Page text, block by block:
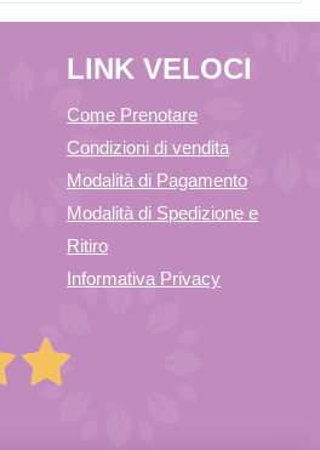
LINK VELOCI
Come Prenotare
Condizioni di vendita
Modalità di Pagamento
Modalità di Spedizione e
Ritiro
Informativa Privacy